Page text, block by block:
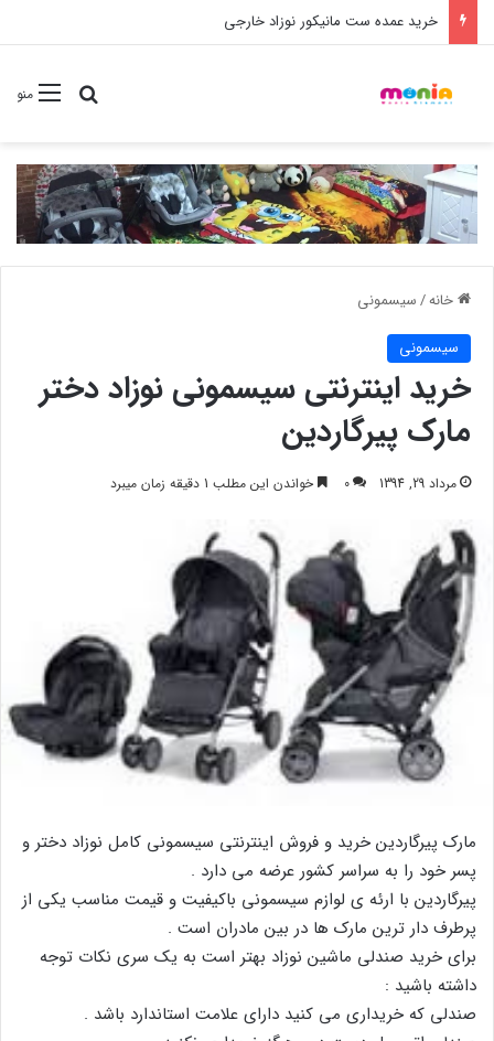
خرید شامپو سر و بدن 500 میل کودک موستلا
منوجستجو
خانه/سیسمونی
سیسمونی
خرید اینترنتی سیسمونی نوزاد دختر
مارک پیرگاردین
مرداد 29, 1394 0 خواندن این مطلب 1 دقیقه زمان میبرد
مارک پیرگاردین خرید و فروش اینترنتی سیسمونی کامل نوزاد دختر و
پسر خود را به سراسر کشور عرضه می دارد .
پیرگاردین با ارئه ی لوازم سیسمونی باکیفیت و قیمت مناسب یکی از
پرطرف دار ترین مارک ها در بین مادران است .
برای خرید صندلی ماشین نوزاد بهتر است به یک سری نکات توجه
داشته باشید :
صندلی که خریداری می کنید دارای علامت استاندارد باشد .